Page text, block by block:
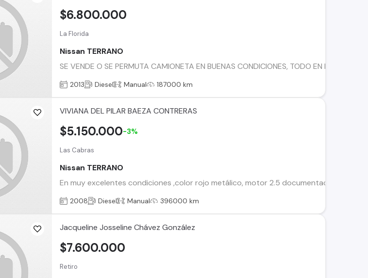
La Florida
Nissan TERRANO
SE VENDE O SE PERMUTA CAMIONETA EN BUENAS CONDICIONES, TODO EN REGLA,
$6.800.000
2013 Diesel Manual 187000 km
VIVIANA DEL PILAR BAEZA CONTRERAS
Las Cabras
Nissan TERRANO
En muy excelentes condiciones ,color rojo metálico, motor 2.5 documentación al día,
$5.150.000-3%
2008 Diesel Manual 396000 km
Jacqueline Josseline Chávez González
Retiro
$7.600.000